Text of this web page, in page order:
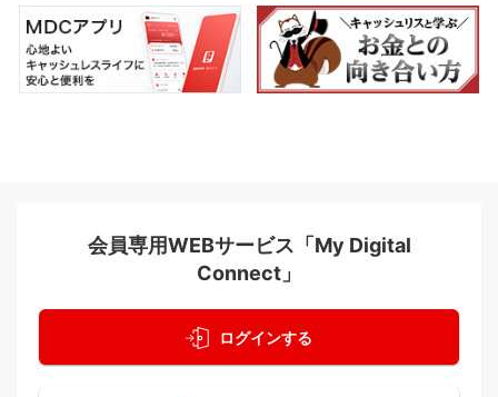
会員専用WEBサービス「My Digital
Connect」
ログインする